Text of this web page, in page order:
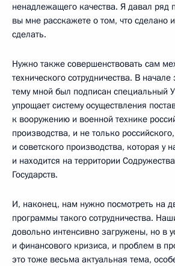
ненадлежащего качества. Я давал ряд
вы мне расскажете о том, что сделано
сделать.
Нужно также совершенствовать сам
технического сотрудничества. В
тему мной был подписан специальный
упрощает систему осуществления
к вооружению и военной технике
производства, и не только
и советского производства, которая у
и находится на территории
Государств.
И, наконец, нам нужно посмотреть на
программы такого сотрудничества.
довольно интенсивно загружены, но в
и финансового кризиса, и проблем в
это тоже весьма актуальная тема,